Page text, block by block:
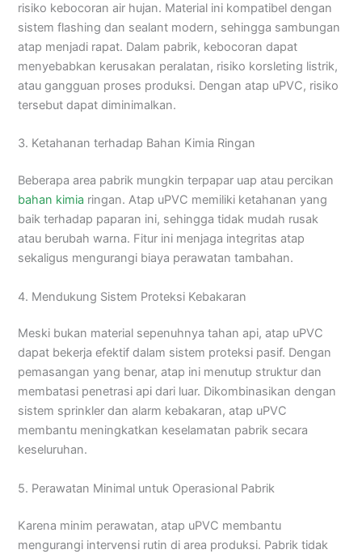
risiko kebocoran air hujan. Material ini kompatibel dengan
sistem flashing dan sealant modern, sehingga sambungan
atap menjadi rapat. Dalam pabrik, kebocoran dapat
menyebabkan kerusakan peralatan, risiko korsleting listrik,
atau gangguan proses produksi. Dengan atap uPVC, risiko
tersebut dapat diminimalkan.
3. Ketahanan terhadap Bahan Kimia Ringan
Beberapa area pabrik mungkin terpapar uap atau percikan
bahan kimia ringan. Atap uPVC memiliki ketahanan yang
baik terhadap paparan ini, sehingga tidak mudah rusak
atau berubah warna. Fitur ini menjaga integritas atap
sekaligus mengurangi biaya perawatan tambahan.
4. Mendukung Sistem Proteksi Kebakaran
Meski bukan material sepenuhnya tahan api, atap uPVC
dapat bekerja efektif dalam sistem proteksi pasif. Dengan
pemasangan yang benar, atap ini menutup struktur dan
membatasi penetrasi api dari luar. Dikombinasikan dengan
sistem sprinkler dan alarm kebakaran, atap uPVC
membantu meningkatkan keselamatan pabrik secara
keseluruhan.
5. Perawatan Minimal untuk Operasional Pabrik
Karena minim perawatan, atap uPVC membantu
mengurangi intervensi rutin di area produksi. Pabrik tidak